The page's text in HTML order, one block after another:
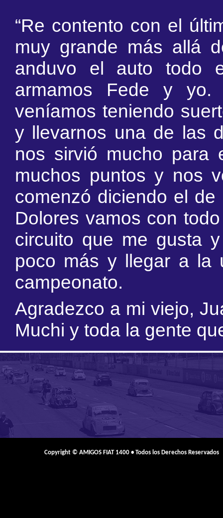
“Re contento con el
muy grande más allá
anduvo el auto todo
armamos Fede y
veníamos teniendo
y llevarnos una de las
nos sirvió mucho para
muchos puntos y nos
comenzó diciendo el de
Dolores vamos con
circuito que me gusta
poco más y llegar a la
campeonato.
Agradezco a mi viejo,
Muchi y toda la gente